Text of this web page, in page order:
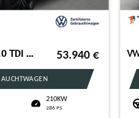
VW Touareg 3.0 TDI V6 4M R-LINE BLACK +AHK +360° +L 53.940€
210KW
286 PS